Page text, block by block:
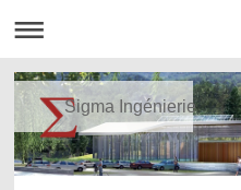
Sigma Ingénierie